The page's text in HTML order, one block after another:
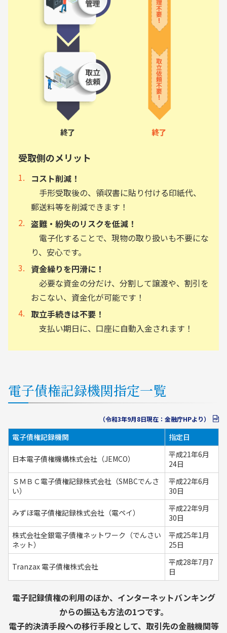
受取側のメリット
コスト削減！
手形受取後の、領収書に貼り付ける印紙代、
郵送料等を削減できます！
盗難・紛失のリスクを低減！
電子化することで、現物の取り扱いも不要にな
り、安心です。
資金繰りを円滑に！
必要な資金の分だけ、分割して譲渡や、割引を
おこない、資金化が可能です！
取立手続きは不要！
支払い期日に、口座に自動入金されます！
電子債権記録機関指定一覧
（令和3年9月8日現在：金融庁HPより）
電子債権記録機関 指定日
日本電子債権機構株式会社（JEMCO）
平成21年6月
24日
ＳＭＢＣ電子債権記録株式会社（SMBCでんさ
い）
平成22年6月
30日
みずほ電子債権記録株式会社（電ペイ）
平成22年9月
30日
株式会社全銀電子債権ネットワーク（でんさい
ネット）
平成25年1月
25日
Tranzax 電子債権株式会社
平成28年7月7
日
電子記録債権の利用のほか、インターネットバンキング
からの振込も方法の1つです。
電子的決済手段への移行手段として、取引先の金融機関等